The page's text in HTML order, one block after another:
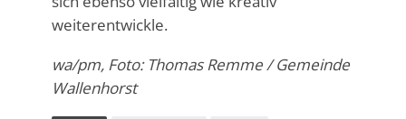
weiterentwickle.
wa/pm, Foto: Thomas Remme / Gemeinde
Wallenhorst